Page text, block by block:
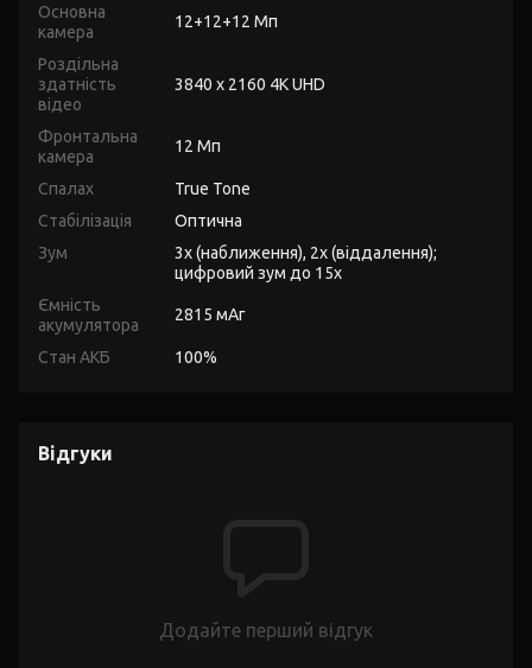
Основна
камера
12+12+12 Мп
Роздільна
здатність
відео
3840 x 2160 4K UHD
Фронтальна
камера
12 Мп
Спалах
True Tone
Стабілізація
Оптична
Зум
3x (наближення), 2x (віддалення);
цифровий зум до 15x
Ємність
акумулятора
2815 мАг
Стан АКБ 100%
Відгуки
Додайте перший відгук